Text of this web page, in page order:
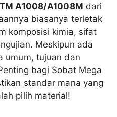
A1008/A1008M dari
biasanya terletak
komposisi kimia, sifat
Meskipun ada
umum, tujuan dan
bagi Sobat Mega
standar mana yang
pilih material!